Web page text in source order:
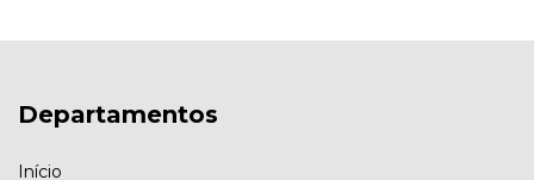
Departamentos
Início